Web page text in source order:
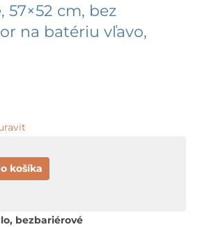
57×52 cm, bez
na batériu vľavo,
košíka
bezbariérové